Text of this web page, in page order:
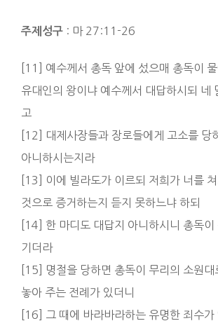
주제성구 : 마 27:11-26
[11] 예수께서 총독 앞에 섰으매 총독이
유대인의 왕이냐 예수께서 대답하시되 네
고
[12] 대제사장들과 장로들에게 고소를 당
아니하시는지라
[13] 이에 빌라도가 이르되 저희가 너를
것으로 증거하는지 듣지 못하느냐 하되
[14] 한 마디도 대답지 아니하시니 총독이
기더라
[15] 명절을 당하면 총독이 무리의 소원대
놓아 주는 전례가 있더니
[16] 그 때에 바라바라하는 유명한 죄수가